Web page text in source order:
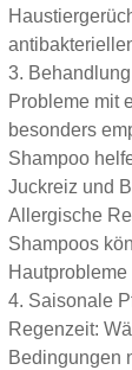
3.
Probleme mit
besonders
Shampoo
Juckreiz und
Allergische
Shampoos
Hautprobleme
4. Saisonale
Regenzeit:
Bedingungen